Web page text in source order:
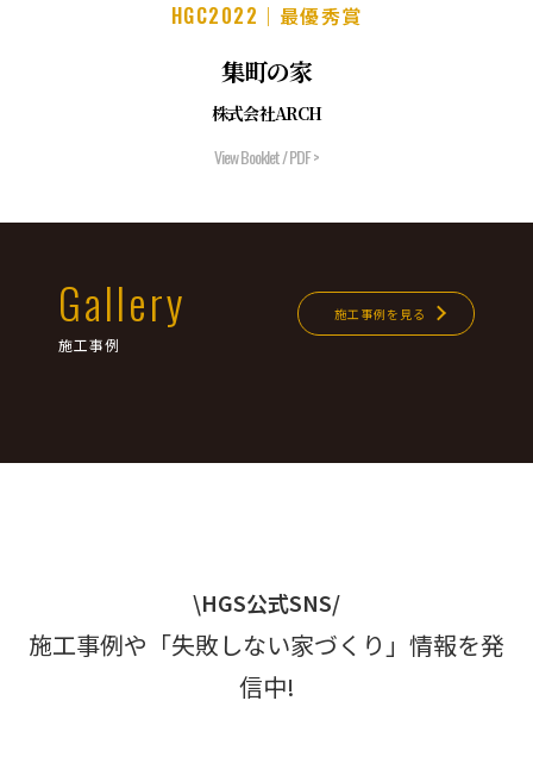
HGC2022 ｜最優秀賞
集町の家
株式会社ARCH
View Booklet / PDF >
Gallery
施工事例
施工事例を見る
\HGS公式SNS/
施工事例や「失敗しない家づくり」情報を発
信中!